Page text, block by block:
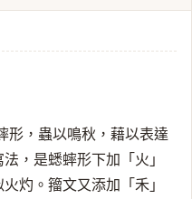
形，蟲以鳴秋，藉以表達
，是蟋蟀形下加「火」
灼。籀文又添加「禾」